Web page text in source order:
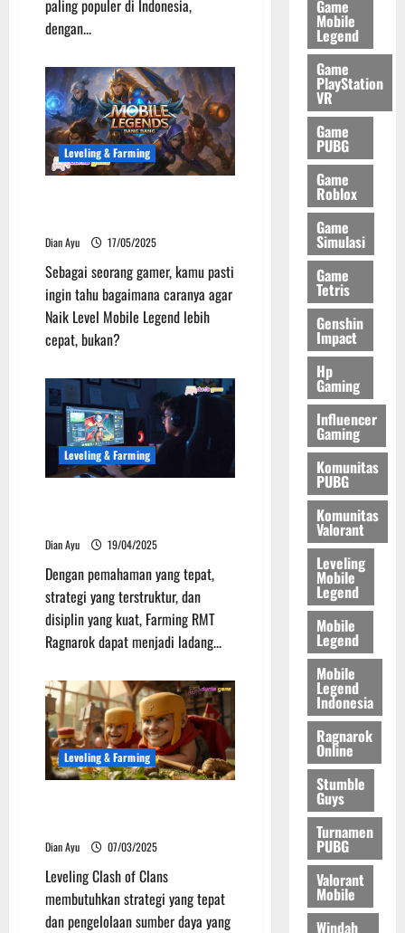
paling populer di Indonesia,
dengan...
Leveling & Farming
Dian Ayu 17/05/2025
Sebagai seorang gamer, kamu pasti
ingin tahu bagaimana caranya agar
Naik Level Mobile Legend lebih
cepat, bukan?
Leveling & Farming
Dian Ayu 19/04/2025
Dengan pemahaman yang tepat,
strategi yang terstruktur, dan
disiplin yang kuat, Farming RMT
Ragnarok dapat menjadi ladang...
Leveling & Farming
Dian Ayu 07/03/2025
Leveling Clash of Clans
membutuhkan strategi yang tepat
dan pengelolaan sumber daya yang
19/09/2025
n
g
e
g
e
n
s
12/09/2025
Game
Mobile
Legend
Game
PlayStation
VR
Game
PUBG
Game
Roblox
Game
Simulasi
Game
Tetris
Genshin
Impact
Hp
Gaming
Influencer
Gaming
Komunitas
PUBG
Komunitas
Valorant
Leveling
Mobile
Legend
Mobile
Legend
Mobile
Legend
Indonesia
Ragnarok
Online
Stumble
Guys
Turnamen
PUBG
Valorant
Mobile
Windah